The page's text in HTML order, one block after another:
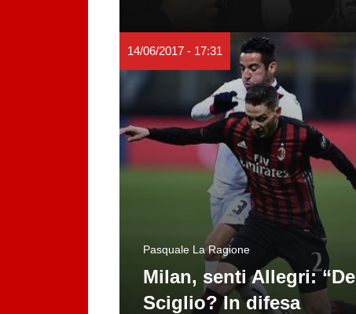
14/06/2017 - 17:31
Pasquale La Ragione
Milan, senti Allegri: “De
Sciglio? In difesa